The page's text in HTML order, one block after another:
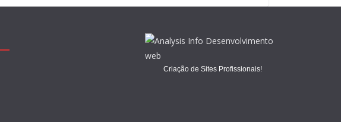
Criação de Sites Profissionais!